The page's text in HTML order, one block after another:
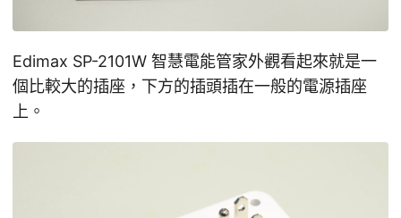
Edimax SP-2101W 智慧電能管家外觀看起來就是一
個比較大的插座，下方的插頭插在一般的電源插座
上。